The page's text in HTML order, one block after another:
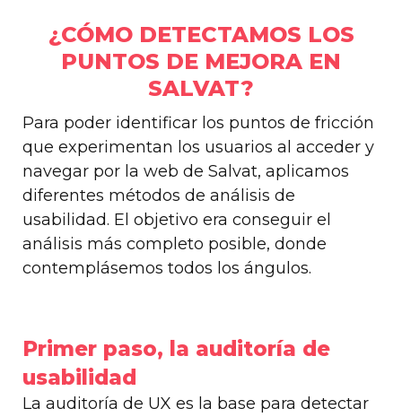
¿CÓMO DETECTAMOS LOS
PUNTOS DE MEJORA EN
SALVAT?
Para poder identificar los puntos de fricción
que experimentan los usuarios al acceder y
navegar por la web de Salvat, aplicamos
diferentes métodos de análisis de
usabilidad. El objetivo era conseguir el
análisis más completo posible, donde
contemplásemos todos los ángulos.
Primer paso, la auditoría de
usabilidad
La auditoría de UX es la base para detectar